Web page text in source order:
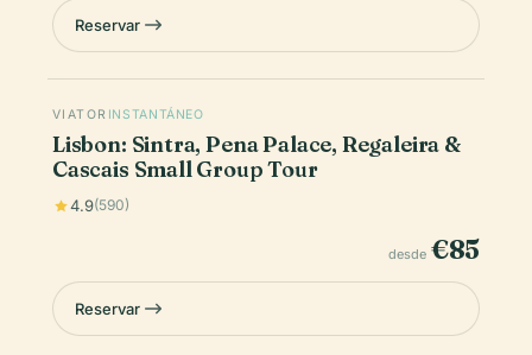
Reservar
VIATOR INSTANTÁNEO
Lisbon: Sintra, Pena Palace, Regaleira &
Cascais Small Group Tour
4.9(590)
desde €85
Reservar